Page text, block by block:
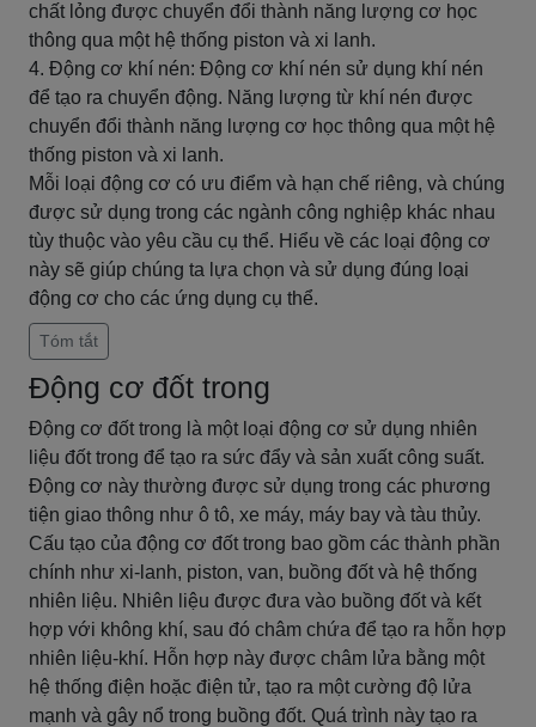
chất lỏng được chuyển đổi thành năng lượng cơ học
thông qua một hệ thống piston và xi lanh.
4. Động cơ khí nén: Động cơ khí nén sử dụng khí nén
để tạo ra chuyển động. Năng lượng từ khí nén được
chuyển đổi thành năng lượng cơ học thông qua một hệ
thống piston và xi lanh.
Mỗi loại động cơ có ưu điểm và hạn chế riêng, và chúng
được sử dụng trong các ngành công nghiệp khác nhau
tùy thuộc vào yêu cầu cụ thể. Hiểu về các loại động cơ
này sẽ giúp chúng ta lựa chọn và sử dụng đúng loại
động cơ cho các ứng dụng cụ thể.
Tóm tắt
Động cơ đốt trong
Động cơ đốt trong là một loại động cơ sử dụng nhiên
liệu đốt trong để tạo ra sức đẩy và sản xuất công suất.
Động cơ này thường được sử dụng trong các phương
tiện giao thông như ô tô, xe máy, máy bay và tàu thủy.
Cấu tạo của động cơ đốt trong bao gồm các thành phần
chính như xi-lanh, piston, van, buồng đốt và hệ thống
nhiên liệu. Nhiên liệu được đưa vào buồng đốt và kết
hợp với không khí, sau đó châm chứa để tạo ra hỗn hợp
nhiên liệu-khí. Hỗn hợp này được châm lửa bằng một
hệ thống điện hoặc điện tử, tạo ra một cường độ lửa
mạnh và gây nổ trong buồng đốt. Quá trình này tạo ra